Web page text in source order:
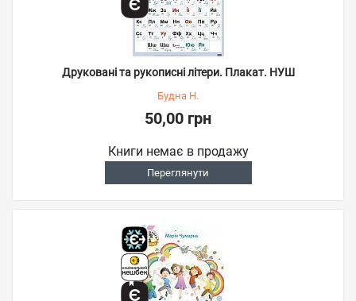
Друковані та рукописні літери. Плакат. НУШ
Будна Н.
50,00 грн
Книги немає в продажу
Переглянути